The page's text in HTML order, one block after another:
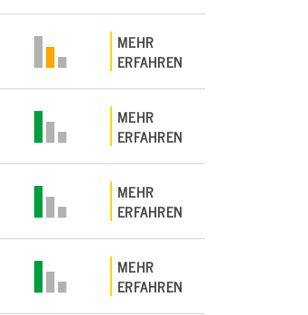
MEHR
ERFAHREN
MEHR
ERFAHREN
MEHR
ERFAHREN
MEHR
ERFAHREN